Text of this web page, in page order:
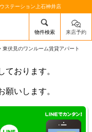
ステーション上石神井店
head-logo.png
物件検索 来店予約
東伏見のワンルーム賃貸アパート
ております。
願いします。